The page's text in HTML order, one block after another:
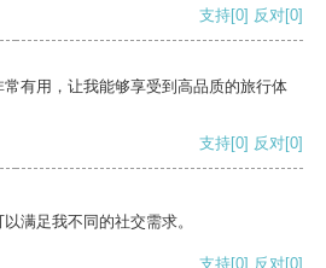
支持[0] 反对[0]
有用，让我能够享受到高品质的旅行体
支持[0] 反对[0]
满足我不同的社交需求。
支持[0] 反对[0]